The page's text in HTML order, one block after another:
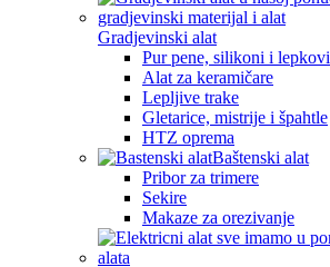
Gradjevinski alat
Pur pene, silikoni i lepkovi
Alat za keramičare
Lepljive trake
Gletarice, mistrije i špahtle
HTZ oprema
Baštenski alat
Pribor za trimere
Sekire
Makaze za orezivanje